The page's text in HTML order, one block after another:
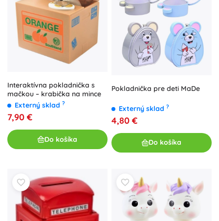
Interaktívna pokladnička s
mačkou – krabička na mince
Externý sklad ?
7,90 €
Do košíka
Pokladnička pre deti MaDe
Externý sklad ?
4,80 €
Do košíka